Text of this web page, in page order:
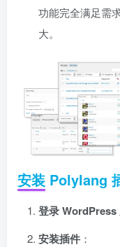
功能完全满足需
大。
安装 Polylang
登录 WordPress
安装插件 ：